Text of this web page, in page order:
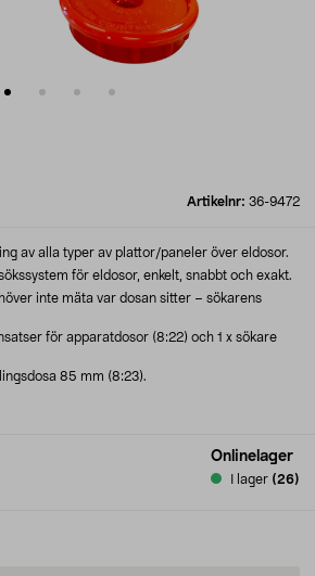
Artikelnr: 36-9472
Onlinelager
I lager (26)
av alla typer av plattor/paneler över eldosor.
för eldosor, enkelt, snabbt och exakt.
inte mäta var dosan sitter – sökarens
för apparatdosor (8:22) och 1 x sökare
85 mm (8:23).